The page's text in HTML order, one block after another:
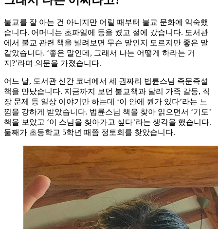
불교를 잘 아는 건 아니지만 어릴 때부터 불교 문화에 익숙했
습니다. 어머니는 초파일에 등을 켰고 절에 갔습니다. 도서관
에서 불교 관련 책을 빌려보면 무슨 말인지 모르지만 좋은 말
같았습니다. ‘좋은 말인데, 그래서 나는 어떻게 하라는 거
지?’라며 의문을 가졌습니다.
어느 날, 도서관 신간 코너에서 세 권짜리 법륜스님 즉문즉설
책을 만났습니다. 지금까지 보던 불교책과 달리 가족 갈등, 직
장 문제 등 일상 이야기만 하는데 ‘이 안에 뭔가 있다’라는 느
낌을 강하게 받았습니다. 법륜스님 책을 찾아 읽으면서 ‘기도’
책을 보았고 ‘이 스님을 찾아가고 싶다’라는 생각을 했습니다.
둘째가 초등학교 5학년 때쯤 정토회를 찾았습니다.